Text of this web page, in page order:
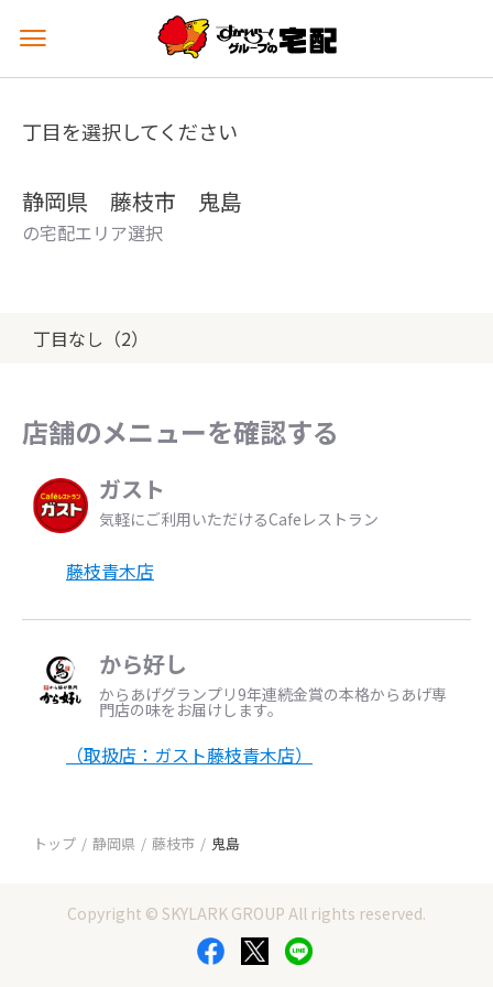
メ
ュ
を
丁目を選択してください
静岡県 藤枝市 鬼島
の宅配エリア選択
丁目なし（2）
店舗のメニューを確認する
ガスト
気軽にご利用いただけるCafeレストラン
藤枝青木店
から好し
からあげグランプリ9年連続金賞の本格からあげ専
門店の味をお届けします。
（取扱店：ガスト藤枝青木店）
トップ 静岡県 藤枝市 鬼島
Copyright © SKYLARK GROUP All rights reserved.